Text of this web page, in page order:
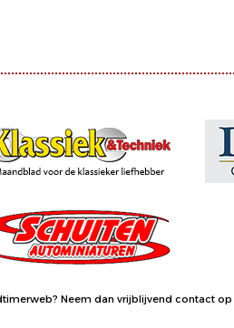
Neem dan vrijblijvend contact op